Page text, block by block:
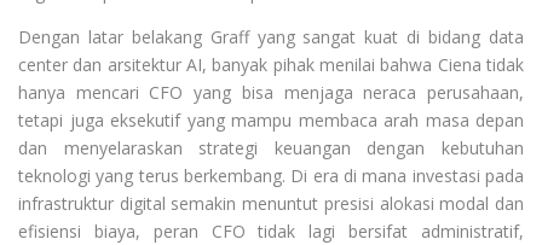
Dengan latar belakang Graff yang sangat kuat di bidang data
center dan arsitektur AI, banyak pihak menilai bahwa Ciena tidak
hanya mencari CFO yang bisa menjaga neraca perusahaan,
tetapi juga eksekutif yang mampu membaca arah masa depan
dan menyelaraskan strategi keuangan dengan kebutuhan
teknologi yang terus berkembang. Di era di mana investasi pada
infrastruktur digital semakin menuntut presisi alokasi modal dan
efisiensi biaya, peran CFO tidak lagi bersifat administratif,